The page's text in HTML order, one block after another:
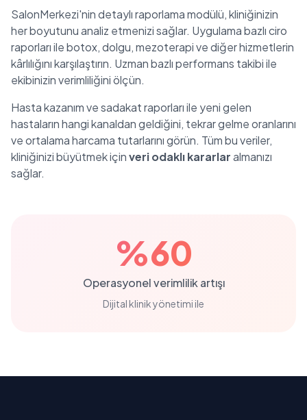
SalonMerkezi'nin detaylı raporlama modülü, kliniğinizin
her boyutunu analiz etmenizi sağlar. Uygulama bazlı ciro
raporları ile botox, dolgu, mezoterapi ve diğer hizmetlerin
kârlılığını karşılaştırın. Uzman bazlı performans takibi ile
ekibinizin verimliliğini ölçün.
Hasta kazanım ve sadakat raporları ile yeni gelen
hastaların hangi kanaldan geldiğini, tekrar gelme oranlarını
ve ortalama harcama tutarlarını görün. Tüm bu veriler,
kliniğinizi büyütmek içinveri odaklı kararlaralmanızı
sağlar.
%60
Operasyonel verimlilik artışı
Dijital klinik yönetimi ile